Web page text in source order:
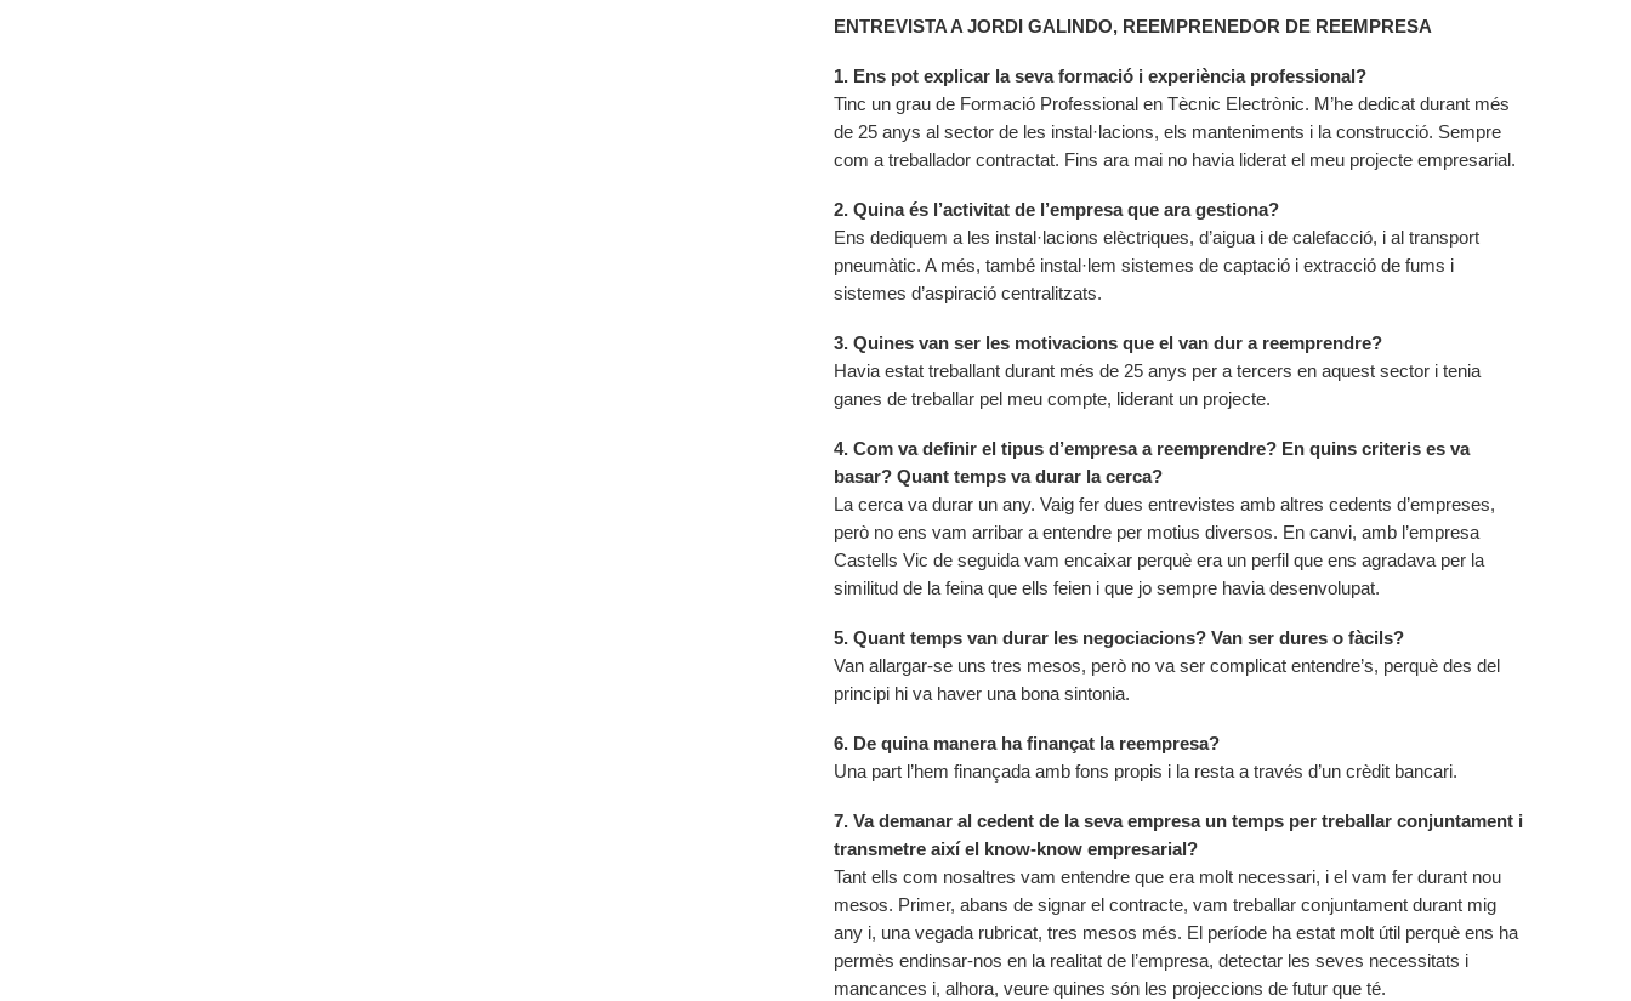
ENTREVISTA A JORDI GALINDO, REEMPRENEDOR DE REEMPRESA
1. Ens pot explicar la seva formació i experiència professional?
Tinc un grau de Formació Professional en Tècnic Electrònic. M’he dedicat durant més
de 25 anys al sector de les instal·lacions, els manteniments i la construcció. Sempre
com a treballador contractat. Fins ara mai no havia liderat el meu projecte empresarial.
2. Quina és l’activitat de l’empresa que ara gestiona?
Ens dediquem a les instal·lacions elèctriques, d’aigua i de calefacció, i al transport
pneumàtic. A més, també instal·lem sistemes de captació i extracció de fums i
sistemes d’aspiració centralitzats.
3. Quines van ser les motivacions que el van dur a reemprendre?
Havia estat treballant durant més de 25 anys per a tercers en aquest sector i tenia
ganes de treballar pel meu compte, liderant un projecte.
4. Com va definir el tipus d’empresa a reemprendre? En quins criteris es va
basar? Quant temps va durar la cerca?
La cerca va durar un any. Vaig fer dues entrevistes amb altres cedents d’empreses,
però no ens vam arribar a entendre per motius diversos. En canvi, amb l’empresa
Castells Vic de seguida vam encaixar perquè era un perfil que ens agradava per la
similitud de la feina que ells feien i que jo sempre havia desenvolupat.
5. Quant temps van durar les negociacions? Van ser dures o fàcils?
Van allargar-se uns tres mesos, però no va ser complicat entendre’s, perquè des del
principi hi va haver una bona sintonia.
6. De quina manera ha finançat la reempresa?
Una part l’hem finançada amb fons propis i la resta a través d’un crèdit bancari.
7. Va demanar al cedent de la seva empresa un temps per treballar conjuntament i
transmetre així el know-know empresarial?
Tant ells com nosaltres vam entendre que era molt necessari, i el vam fer durant nou
mesos. Primer, abans de signar el contracte, vam treballar conjuntament durant mig
any i, una vegada rubricat, tres mesos més. El període ha estat molt útil perquè ens ha
permès endinsar-nos en la realitat de l’empresa, detectar les seves necessitats i
mancances i, alhora, veure quines són les projeccions de futur que té.